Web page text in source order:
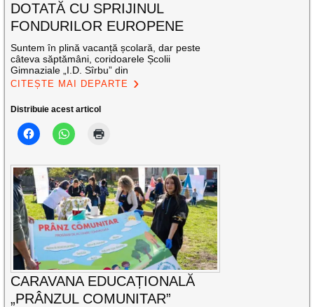
DOTATĂ CU SPRIJINUL
FONDURILOR EUROPENE
Suntem în plină vacanță școlară, dar peste
câteva săptămâni, coridoarele Școlii
Gimnaziale „I.D. Sîrbu” din
CITEȘTE MAI DEPARTE
Distribuie acest articol
CARAVANA EDUCAȚIONALĂ
„PRÂNZUL COMUNITAR”